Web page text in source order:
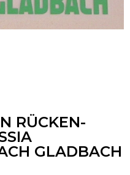
RÜCKEN-
GLADBACH